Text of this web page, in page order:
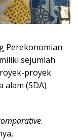
Perekonomian
sejumlah
proyek
alam (SDA)
.